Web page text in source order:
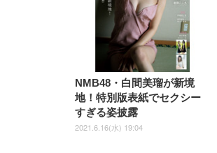
NMB48・白間美瑠が新境
地！特別版表紙でセクシー
すぎる姿披露
2021.6.16(水) 19:04